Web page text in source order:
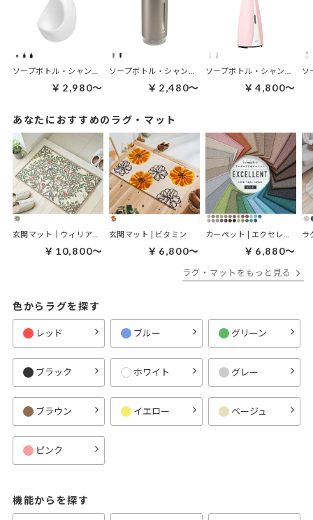
￥2,980～ ￥2,480～ ￥4,800～
あなたにおすすめのラグ・マット
玄関マット｜ウィリアムモリス ケルムスコットツリー
￥10,800～
玄関マット | ビタミン
￥6,800～ ￥6,880～
ラ
ラグ・マットをもっと見る
色からラグを探す
レッド ブルー グリーン
ブラック ホワイト グレー
ブラウン イエロー ベージュ
ピンク
機能からを探す